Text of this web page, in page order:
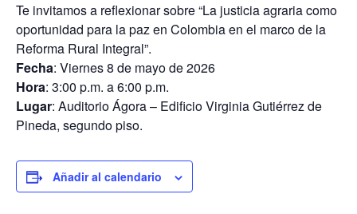
Te invitamos a reflexionar sobre “La justicia agraria como
oportunidad para la paz en Colombia en el marco de la
Reforma Rural Integral”.
Fecha: Viernes 8 de mayo de 2026
Hora: 3:00 p.m. a 6:00 p.m.
Lugar: Auditorio Ágora – Edificio Virginia Gutiérrez de
Pineda, segundo piso.
Añadir al calendario